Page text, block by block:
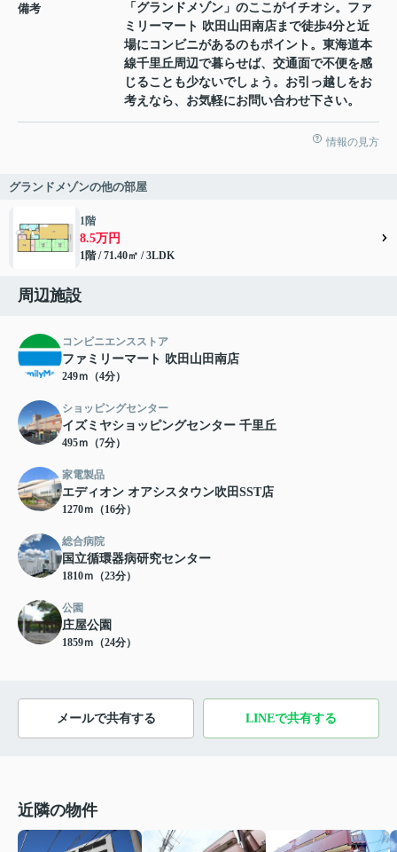
備考
「グランドメゾン」のここがイチオシ。ファ
ミリーマート 吹田山田南店まで徒歩4分と近
場にコンビニがあるのもポイント。東海道本
線千里丘周辺で暮らせば、交通面で不便を感
じることも少ないでしょう。お引っ越しをお
考えなら、お気軽にお問い合わせ下さい。
情報の見方
グランドメゾンの他の部屋
1階
8.5万円
1階 / 71.40㎡ / 3LDK
周辺施設
コンビニエンスストア
ファミリーマート 吹田山田南店
249ｍ（4分）
ショッピングセンター
イズミヤショッピングセンター 千里丘
495ｍ（7分）
家電製品
エディオン オアシスタウン吹田SST店
1270ｍ（16分）
総合病院
国立循環器病研究センター
1810ｍ（23分）
公園
庄屋公園
1859ｍ（24分）
メールで共有する LINEで共有する
近隣の物件